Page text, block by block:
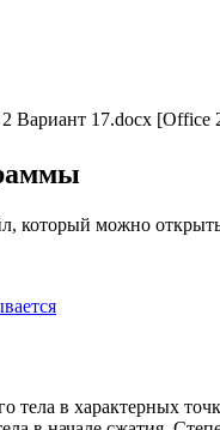
2 Вариант 17.docx [Office
который можно
тела в характерных